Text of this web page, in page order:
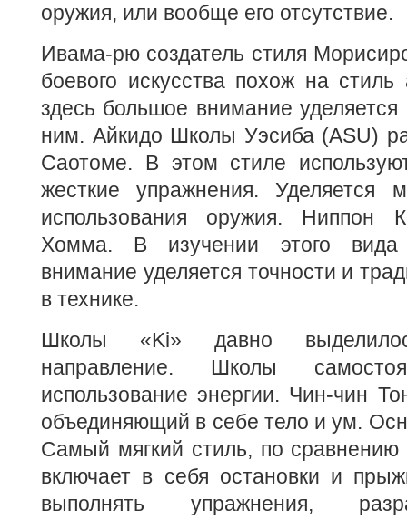
оружия, или вообще его отсутствие.
Ивама-рю создатель стиля
боевого искусства похож на стиль
здесь большое внимание
ним. Айкидо Школы Уэсиба (ASU)
Саотоме. В этом стиле
жесткие упражнения. Уделяется
использования оружия. Ниппон
Хомма. В изучении этого вида
внимание уделяется точности и
в технике.
Школы «Ki» давно
направление. Школы
использование энергии. Чин-чин
объединяющий в себе тело и ум.
Самый мягкий стиль, по сравнению
включает в себя остановки и
выполнять упражнения,